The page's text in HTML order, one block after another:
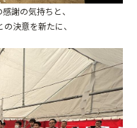
謝の気持ちと、
決意を新たに、